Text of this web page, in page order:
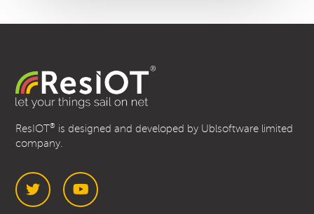
ResIOT® is designed and developed by Ublsoftware limited
company.